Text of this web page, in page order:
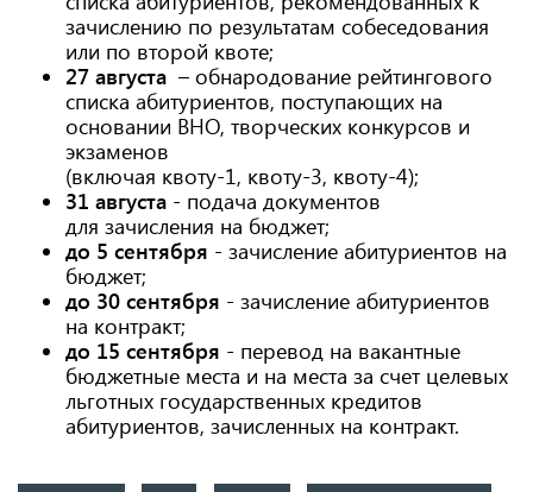
зачислению по результатам собеседования
или по второй квоте;
27 августа – обнародование рейтингового
списка абитуриентов, поступающих на
основании ВНО, творческих конкурсов и
экзаменов
(включая квоту-1, квоту-3, квоту-4);
31 августа - подача документов
для зачисления на бюджет;
до 5 сентября - зачисление абитуриентов на
бюджет;
до 30 сентября - зачисление абитуриентов
на контракт;
до 15 сентября - перевод на вакантные
бюджетные места и на места за счет целевых
льготных государственных кредитов
абитуриентов, зачисленных на контракт.